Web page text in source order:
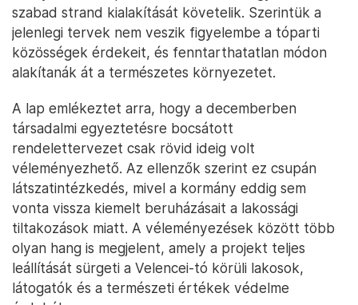
szabad strand kialakítását követelik. Szerintük a
jelenlegi tervek nem veszik figyelembe a tóparti
közösségek érdekeit, és fenntarthatatlan módon
alakítanák át a természetes környezetet.
A lap emlékeztet arra, hogy a decemberben
társadalmi egyeztetésre bocsátott
rendelettervezet csak rövid ideig volt
véleményezhető. Az ellenzők szerint ez csupán
látszatintézkedés, mivel a kormány eddig sem
vonta vissza kiemelt beruházásait a lakossági
tiltakozások miatt. A véleményezések között több
olyan hang is megjelent, amely a projekt teljes
leállítását sürgeti a Velencei-tó körüli lakosok,
látogatók és a természeti értékek védelme